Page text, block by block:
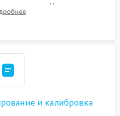
зазоров. Нанесение
или укладка уплотнительной
и калибровка